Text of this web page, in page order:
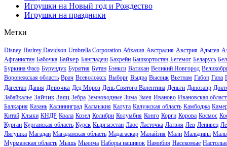
Игрушки на Новый год и Рождество
Игрушки на праздники
Метки
Disney Harlrey Davidson Umbrella Corporation Абхазия Австралия Австрия Адыгея
Афганистан Бабочка Байкер Бангладеш Бахрейн Башкортостан Бегемот Беларусь
Буркина Фасо Бурундук Бурятия Бутан Бэнкси Ватикан Великий Новгород
Воронежская область Врач Всеволожск Выборг Выдра Высоцк Вьетнам Габон Гана
Дагестан Дания Девочка Дед Мороз День Святого Валентина Деньги Динозавр
Забайкалье Зайчик Заяц Зебра Земноводные Зима Змея Иваново Ивановская
Балкария Казань Калининград Калмыкия Калуга Калужская область Камбоджа
Китай Клыки КНДР Коала Козел Колибри Колумбия Конго Корги Корова Космос
Курган Курганская область Курск Кыргызстан Лаос Ласточка Латвия Лев Ленивец
Лягушка Магадан Магаданская область Мадагаскар Малайзия Мали Мальдивы
Мурманская область Мышь Мьянма Наборы нашивок Намибия Насекомые